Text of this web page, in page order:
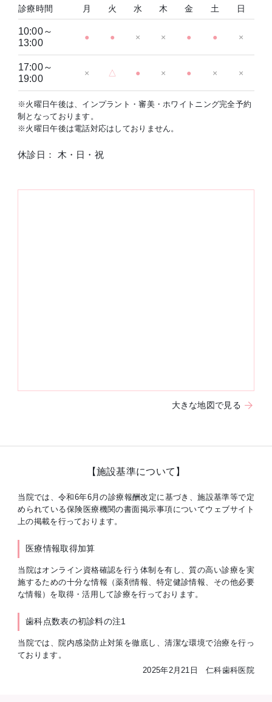
診療時間 月 火 水 木 金 土 日
10:00～
13:00
● ● × × ● ● ×
17:00～
19:00
× △ ● × ● × ×
※火曜日午後は、インプラント・審美・ホワイトニング完全予約
制となっております。
※火曜日午後は電話対応はしておりません。
休診日： 木・日・祝
大きな地図で見る
【施設基準について】
当院では、令和6年6月の診療報酬改定に基づき、施設基準等で定
められている保険医療機関の書面掲示事項についてウェブサイト
上の掲載を行っております。
医療情報取得加算
当院はオンライン資格確認を行う体制を有し、質の高い診療を実
施するための十分な情報（薬剤情報、特定健診情報、その他必要
な情報）を取得・活用して診療を行っております。
歯科点数表の初診料の注1
当院では、院内感染防止対策を徹底し、清潔な環境で治療を行っ
ております。
2025年2月21日 仁科歯科医院